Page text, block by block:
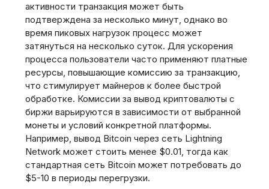
активности транзакция может быть
подтверждена за несколько минут, однако во
время пиковых нагрузок процесс может
затянуться на несколько суток. Для ускорения
процесса пользователи часто применяют платные
ресурсы, повышающие комиссию за транзакцию,
что стимулирует майнеров к более быстрой
обработке. Комиссии за вывод криптовалюты с
биржи варьируются в зависимости от выбранной
монеты и условий конкретной платформы.
Например, вывод Bitcoin через сеть Lightning
Network может стоить менее $0.01, тогда как
стандартная сеть Bitcoin может потребовать до
$5-10 в периоды перегрузки.